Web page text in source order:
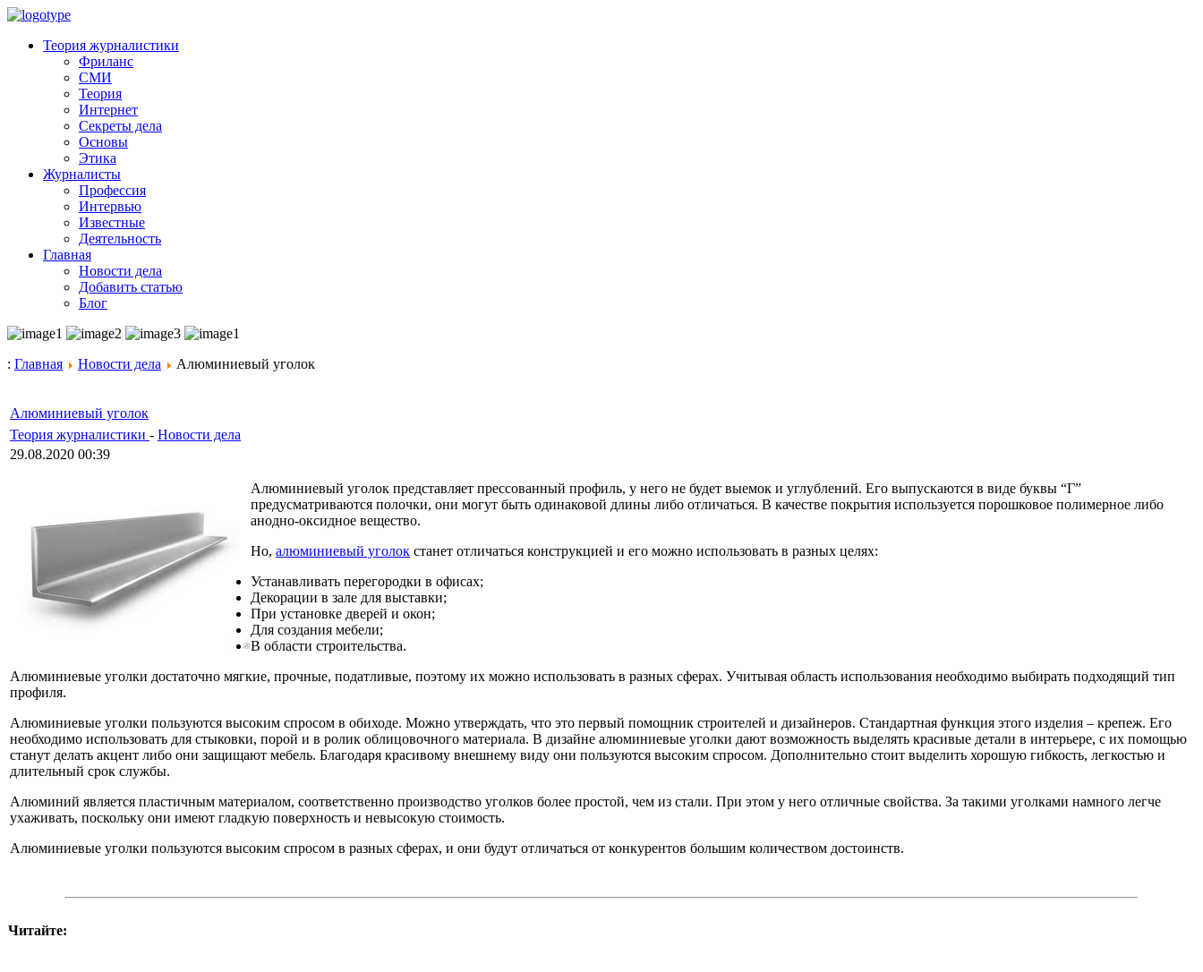
Теория журналистики
Фриланс
СМИ
Теория
Интернет
Секреты дела
Основы
Этика
Журналисты
Профессия
Интервью
Известные
Деятельность
Главная
Новости дела
Добавить статью
Блог
: Главная Новости дела Алюминиевый уголок
Алюминиевый уголок
Теория журналистики - Новости дела
29.08.2020 00:39
Алюминиевый уголок представляет прессованный профиль, у него не будет выемок и углублений. Его выпускаются в виде буквы “Г”
предусматриваются полочки, они могут быть одинаковой длины либо отличаться. В качестве покрытия используется порошковое полимерное либо
анодно-оксидное вещество.
Но, алюминиевый уголок станет отличаться конструкцией и его можно использовать в разных целях:
Устанавливать перегородки в офисах;
Декорации в зале для выставки;
При установке дверей и окон;
Для создания мебели;
В области строительства.
Алюминиевые уголки достаточно мягкие, прочные, податливые, поэтому их можно использовать в разных сферах. Учитывая область использования необходимо выбирать подходящий тип
профиля.
Алюминиевые уголки пользуются высоким спросом в обиходе. Можно утверждать, что это первый помощник строителей и дизайнеров. Стандартная функция этого изделия – крепеж. Его
необходимо использовать для стыковки, порой и в ролик облицовочного материала. В дизайне алюминиевые уголки дают возможность выделять красивые детали в интерьере, с их помощью
станут делать акцент либо они защищают мебель. Благодаря красивому внешнему виду они пользуются высоким спросом. Дополнительно стоит выделить хорошую гибкость, легкостью и
длительный срок службы.
Алюминий является пластичным материалом, соответственно производство уголков более простой, чем из стали. При этом у него отличные свойства. За такими уголками намного легче
ухаживать, поскольку они имеют гладкую поверхность и невысокую стоимость.
Алюминиевые уголки пользуются высоким спросом в разных сферах, и они будут отличаться от конкурентов большим количеством достоинств.
Читайте: